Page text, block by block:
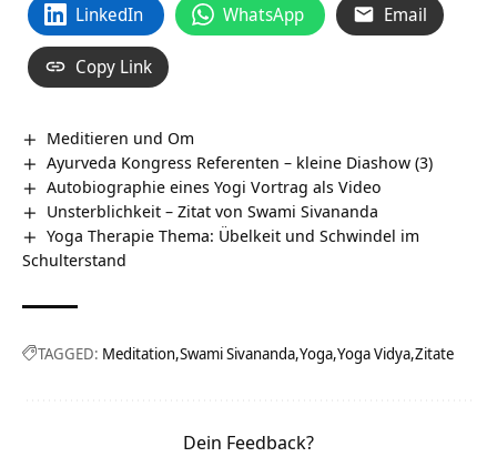
LinkedIn WhatsApp Email
Copy Link
Meditieren und Om
Ayurveda Kongress Referenten – kleine Diashow (3)
Autobiographie eines Yogi Vortrag als Video
Unsterblichkeit – Zitat von Swami Sivananda
Yoga Therapie Thema: Übelkeit und Schwindel im
Schulterstand
TAGGED: Meditation Swami Sivananda Yoga Yoga Vidya Zitate
Dein Feedback?